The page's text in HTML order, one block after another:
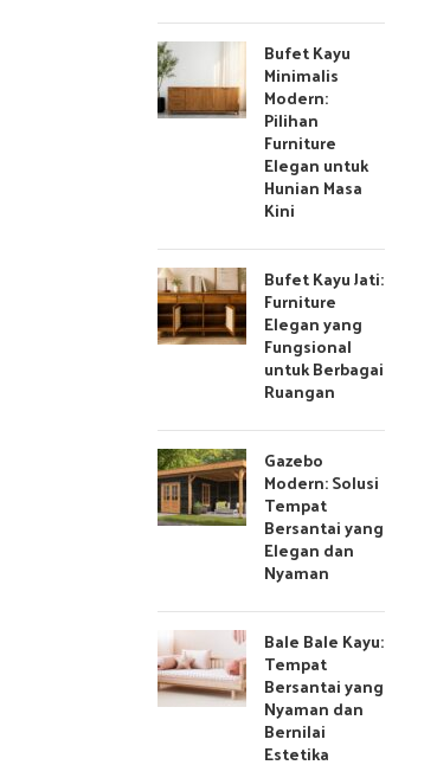
Bufet Kayu
Minimalis
Modern:
Pilihan
Furniture
Elegan untuk
Hunian Masa
Kini
Bufet Kayu Jati:
Furniture
Elegan yang
Fungsional
untuk Berbagai
Ruangan
Gazebo
Modern: Solusi
Tempat
Bersantai yang
Elegan dan
Nyaman
Bale Bale Kayu:
Tempat
Bersantai yang
Nyaman dan
Bernilai
Estetika